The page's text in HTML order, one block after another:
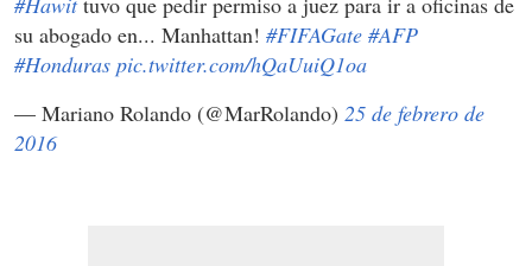
su abogado en... Manhattan! #FIFAGate #AFP
#Honduras pic.twitter.com/hQaUuiQ1oa
— Mariano Rolando (@MarRolando) 25 de febrero de
2016